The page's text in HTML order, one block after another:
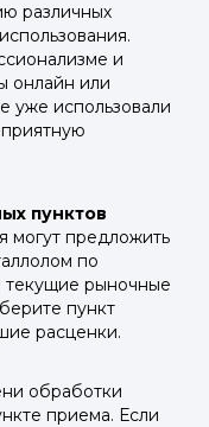
различных
и
онлайн или
уже использовали
пунктов
могут предложить
по
текущие рыночные
пункт
расценки.
обработки
приема. Если